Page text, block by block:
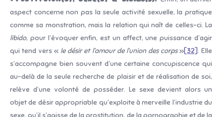
aspect concerne non pas la seule activité sexuelle, la pratique
comme sa monstration, mais la relation qui naît de celles-ci. La
libido, pour l’évoquer enfin, est un affect, une puissance d’agir
qui tend vers « le désir et l’amour de l’union des corps»[32]. Elle
s’accompagne bien souvent d’une certaine concupiscence qui
au-delà de la seule recherche de plaisir et de réalisation de soi,
relève d’une volonté de posséder. Le sexe devient alors un
objet de désir appropriable qu’exploite à merveille l’industrie du
sexe, qu’il s’agisse de la prostitution, de la pornographie et de la